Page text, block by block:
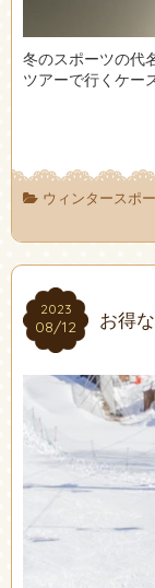
冬のスポーツの代
ツアーで行くケー
ウィンタースポ
2023
08/12
2023
08/12 お得